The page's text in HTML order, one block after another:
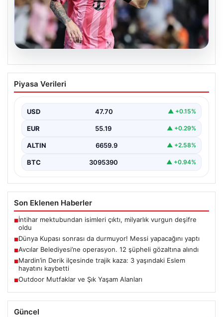
Dünya Kupası sonrası da durmuyor!
Messi yapacağını yaptı
Piyasa Verileri
USD 47.70 ▲ +0.15%
EUR 55.19 ▲ +0.29%
ALTIN 6659.9 ▲ +2.58%
BTC 3095390 ▲ +0.94%
Son Eklenen Haberler
■İntihar mektubundan isimleri çıktı, milyarlık vurgun deşifre
oldu
■Dünya Kupası sonrası da durmuyor! Messi yapacağını yaptı
■Avcılar Belediyesi’ne operasyon. 12 şüpheli gözaltına alındı
■Mardin’in Derik ilçesinde trajik kaza: 3 yaşındaki Eslem
hayatını kaybetti
■Outdoor Mutfaklar ve Şık Yaşam Alanları
Güncel